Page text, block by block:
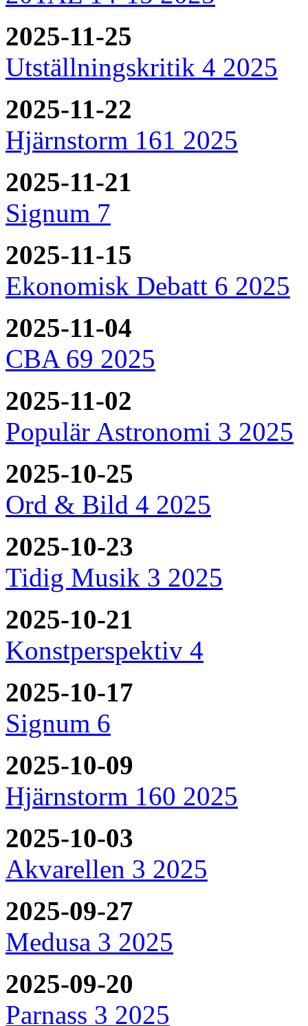
2025-11-25
Utställningskritik 4 2025
2025-11-22
Hjärnstorm 161 2025
2025-11-21
Signum 7
2025-11-15
Ekonomisk Debatt 6 2025
2025-11-04
CBA 69 2025
2025-11-02
Populär Astronomi 3 2025
2025-10-25
Ord & Bild 4 2025
2025-10-23
Tidig Musik 3 2025
2025-10-21
Konstperspektiv 4
2025-10-17
Signum 6
2025-10-09
Hjärnstorm 160 2025
2025-10-03
Akvarellen 3 2025
2025-09-27
Medusa 3 2025
2025-09-20
Parnass 3 2025